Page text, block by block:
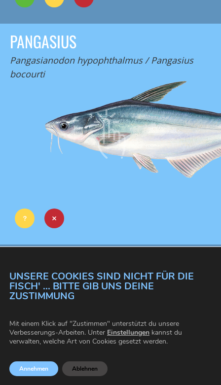
PANGASIUS
Pangasianodon hypophthalmus / Pangasius
bocourti
Scarus spp.
UNSERE COOKIES SIND NICHT FÜR DIE
FISCH' ... BITTE GIB UNS DEINE
ZUSTIMMUNG
Mit einem Klick auf "Zustimmen" unterstützt du unsere
Verbesserungs-Arbeiten. Unter Einstellungen kannst du
verwalten, welche Art von Cookies gesetzt werden.
Annehmen Ablehnen